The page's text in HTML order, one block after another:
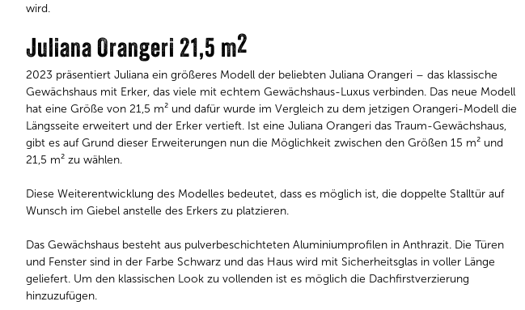
wird.
Juliana Orangeri 21,5 m2
2023 präsentiert Juliana ein größeres Modell der beliebten Juliana Orangeri – das klassische
Gewächshaus mit Erker, das viele mit echtem Gewächshaus-Luxus verbinden. Das neue Modell
hat eine Größe von 21,5 m² und dafür wurde im Vergleich zu dem jetzigen Orangeri-Modell die
Längsseite erweitert und der Erker vertieft. Ist eine Juliana Orangeri das Traum-Gewächshaus,
gibt es auf Grund dieser Erweiterungen nun die Möglichkeit zwischen den Größen 15 m² und
21,5 m² zu wählen.
Diese Weiterentwicklung des Modelles bedeutet, dass es möglich ist, die doppelte Stalltür auf
Wunsch im Giebel anstelle des Erkers zu platzieren.
Das Gewächshaus besteht aus pulverbeschichteten Aluminiumprofilen in Anthrazit. Die Türen
und Fenster sind in der Farbe Schwarz und das Haus wird mit Sicherheitsglas in voller Länge
geliefert. Um den klassischen Look zu vollenden ist es möglich die Dachfirstverzierung
hinzuzufügen.